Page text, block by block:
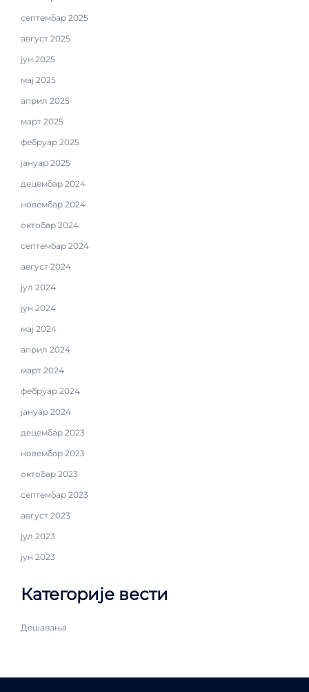
септембар 2025
август 2025
јун 2025
мај 2025
април 2025
март 2025
фебруар 2025
јануар 2025
децембар 2024
новембар 2024
октобар 2024
септембар 2024
август 2024
јул 2024
јун 2024
мај 2024
април 2024
март 2024
фебруар 2024
јануар 2024
децембар 2023
новембар 2023
октобар 2023
септембар 2023
август 2023
јул 2023
јун 2023
Категорије вести
Дешавања